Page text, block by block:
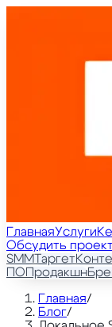
ГлавнаяУслуги
Обсудить проект
SMMТаргет
ПОПродакшн
Главная/
Блог/